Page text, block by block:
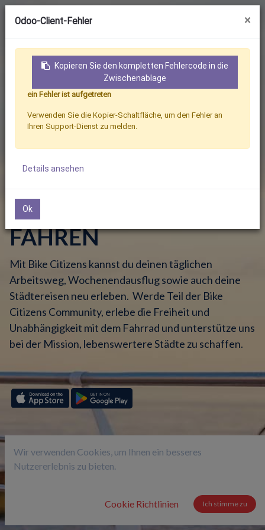
FREUDE AM FAHRRAD
FAHREN
Mit Bike Citizens kannst du deinen täglichen
Arbeitsweg, Wochenendausflug sowie auch deine
Städtereisen neu erleben. Werde Teil der Bike
Citizens Community, erlebe die Freiheit und
Unabhängigkeit mit dem Fahrrad und unterstütze uns
bei der Mission, lebenswertere Städte zu schaffen.
Wir verwenden Cookies, um Ihnen ein besseres
Nutzererlebnis zu bieten.
Cookie Richtlinien Ich stimme zu
Odoo-Client-Fehler ×
Kopieren Sie den kompletten Fehlercode in die
Zwischenablage
ein Fehler ist aufgetreten
Verwenden Sie die Kopier-Schaltfläche, um den Fehler an
Ihren Support-Dienst zu melden.
Details ansehen
Ok